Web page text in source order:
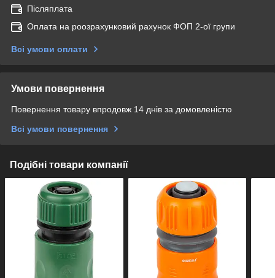
Післяплата
Оплата на роозрахунковий рахунок ФОП 2-ої групи
Всі умови оплати
Умови повернення
Повернення товару впродовж 14 днів за домовленістю
Всі умови повернення
Подібні товари компанії